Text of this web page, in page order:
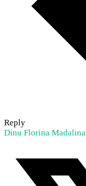
Reply
Dinu Florina Madalina